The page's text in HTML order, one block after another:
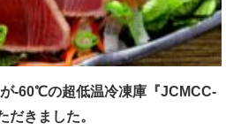
-60℃の超低温冷凍庫『JCMCC-
だきました。